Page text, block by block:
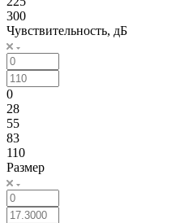
300
Чувствительность, дБ
0
28
55
83
110
Размер